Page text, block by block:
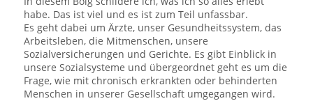
habe. Das ist viel und es ist zum Teil unfassbar.
Es geht dabei um Ärzte, unser Gesundheitssystem, das
Arbeitsleben, die Mitmenschen, unsere
Sozialversicherungen und Gerichte. Es gibt Einblick in
unsere Sozialsysteme und übergeordnet geht es um die
Frage, wie mit chronisch erkrankten oder behinderten
Menschen in unserer Gesellschaft umgegangen wird.